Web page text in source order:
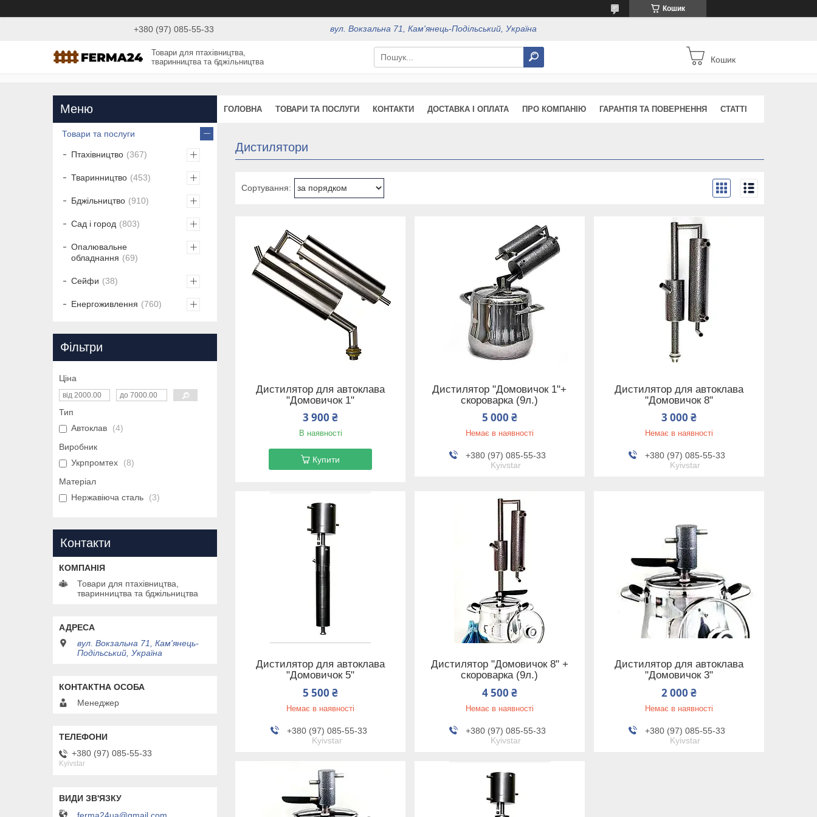
Кошик
+380 (97) 085-55-33 вул. Вокзальна 71, Кам'янець-Подільський, Україна
Товари для птахівництва,
тваринництва та бджільництва
Кошик
ГОЛОВНА ТОВАРИ ТА ПОСЛУГИ КОНТАКТИ ДОСТАВКА І ОПЛАТА ПРО КОМПАНІЮ ГАРАНТІЯ ТА ПОВЕРНЕННЯ СТАТТІ
Дистилятори
Дистилятор для автоклава
"Домовичок 1"
3 900 ₴
В наявності
Купити
Дистилятор "Домовичок 1"+
скороварка (9л.)
5 000 ₴
Немає в наявності
+380 (97) 085-55-33
Kyivstar
Дистилятор для автоклава
"Домовичок 8"
3 000 ₴
Немає в наявності
+380 (97) 085-55-33
Kyivstar
Дистилятор для автоклава
"Домовичок 5"
5 500 ₴
Немає в наявності
+380 (97) 085-55-33
Kyivstar
Дистилятор "Домовичок 8" +
скороварка (9л.)
4 500 ₴
Немає в наявності
+380 (97) 085-55-33
Kyivstar
Дистилятор для автоклава
"Домовичок 3"
2 000 ₴
Немає в наявності
+380 (97) 085-55-33
Kyivstar
Товари та послуги
Птахівництво 367
Тваринництво 453
Бджільництво 910
Сад і город 803
Опалювальне
обладнання
69
Сейфи 38
Енергоживлення 760
Фільтри
Ціна
Тип
Автоклав
4
Виробник
Укрпромтех
8
Матеріал
Нержавіюча сталь
3
Контакти
Товари для птахівництва,
тваринництва та бджільництва
вул. Вокзальна 71, Кам'янець-
Подільський, Україна
Менеджер
+380 (97) 085-55-33
Kyivstar
ferma24ua@gmail.com